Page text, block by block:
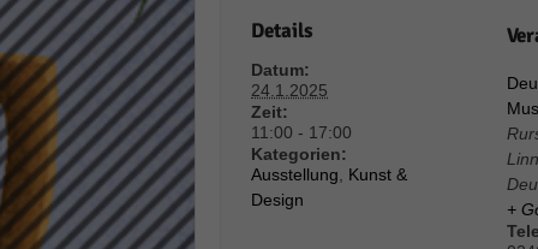
Details
Datum:
24.1.2025
Zeit:
11:00 - 17:00
Kategorien:
Ausstellung
Kunst &
Design
+